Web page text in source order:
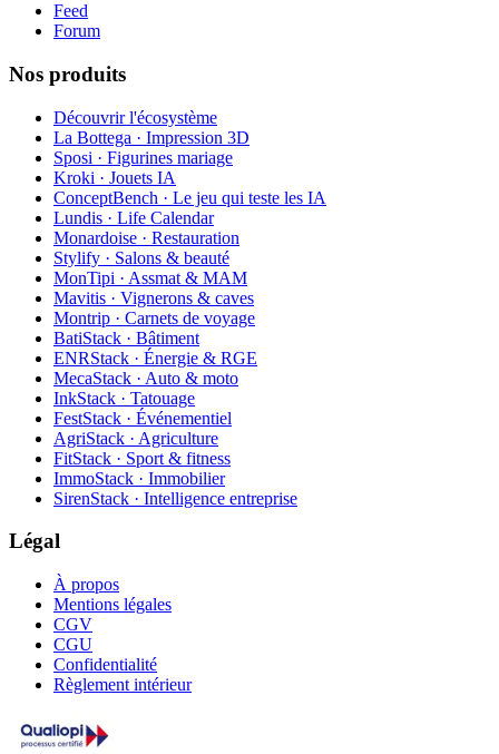
Feed
Forum
Nos produits
Découvrir l'écosystème
La Bottega · Impression 3D
Sposi · Figurines mariage
Kroki · Jouets IA
ConceptBench · Le jeu qui teste les IA
Lundis · Life Calendar
Monardoise · Restauration
Stylify · Salons & beauté
MonTipi · Assmat & MAM
Mavitis · Vignerons & caves
Montrip · Carnets de voyage
BatiStack · Bâtiment
ENRStack · Énergie & RGE
MecaStack · Auto & moto
InkStack · Tatouage
FestStack · Événementiel
AgriStack · Agriculture
FitStack · Sport & fitness
ImmoStack · Immobilier
SirenStack · Intelligence entreprise
Légal
À propos
Mentions légales
CGV
CGU
Confidentialité
Règlement intérieur